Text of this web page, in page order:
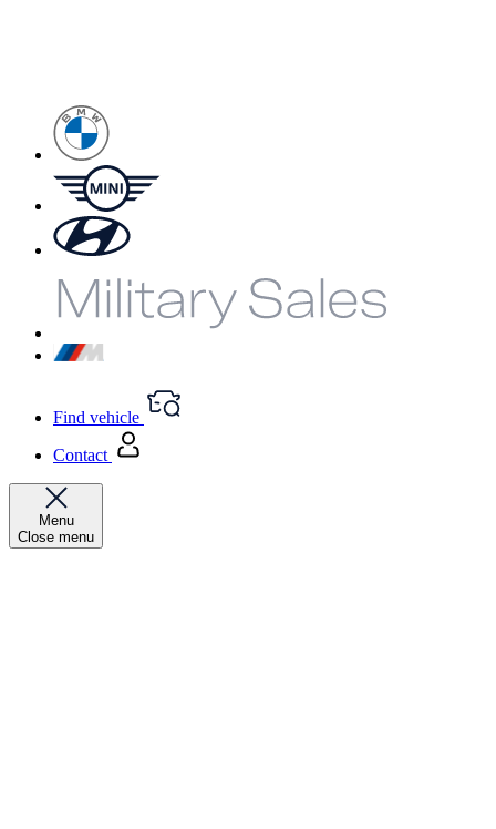
Find vehicle
Contact
Menu
Close menu